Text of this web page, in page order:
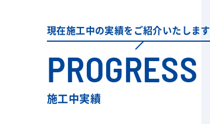
現在施工中の実績をご紹介いたします
PROGRESS
施工中実績